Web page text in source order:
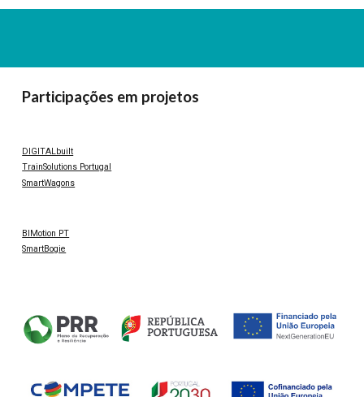
Participações em projetos
DIGITALbuilt
TrainSolutions Portugal
SmartWagons
BIMotion PT
SmartBogie